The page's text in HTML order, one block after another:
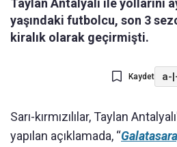
Taylan Antalyalı ile yollarını
yaşındaki futbolcu, son 3
kiralık olarak geçirmişti.
Kaydet a-|
Sarı-kırmızılılar, Taylan
yapılan açıklamada, “